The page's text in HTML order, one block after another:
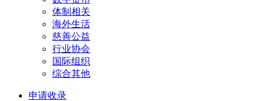
体制相关
海外生活
慈善公益
行业协会
国际组织
综合其他
申请收录